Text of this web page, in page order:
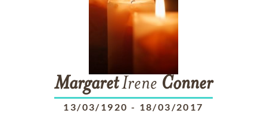
MargaretIrene Conner
13/03/1920 - 18/03/2017